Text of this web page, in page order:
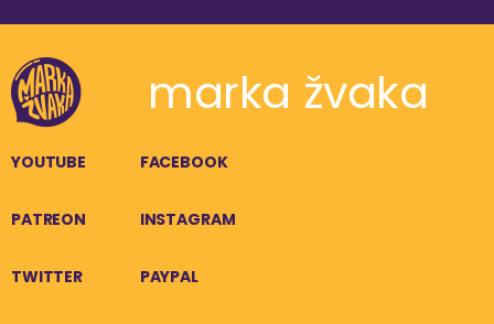
marka žvaka
YOUTUBE FACEBOOK
PATREON INSTAGRAM
TWITTER PAYPAL